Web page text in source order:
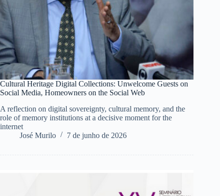
Cultural Heritage Digital Collections: Unwelcome Guests on
Social Media, Homeowners on the Social Web
A reflection on digital sovereignty, cultural memory, and the
role of memory institutions at a decisive moment for the
internet
José Murilo
7 de junho de 2026